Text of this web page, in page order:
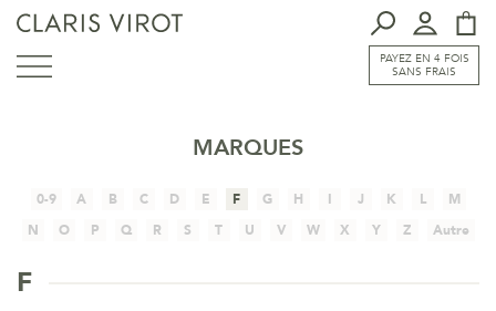
PAYEZ EN 4 FOIS
SANS FRAIS
MARQUES
0-9 A B C D E F G H I J K L
M
N
O P Q R S T U V W X Y Z Autre
F